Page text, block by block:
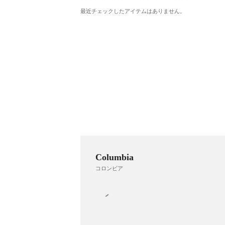
最近チェックしたアイテムはありません。
Columbia
コロンビア